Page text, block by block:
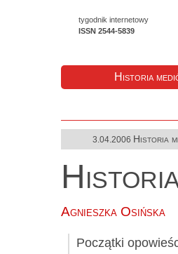
Historia
tygodnik internetowy
ISSN 2544-5839
3.04.2006 Historia
Agnieszka Osińska
Początki